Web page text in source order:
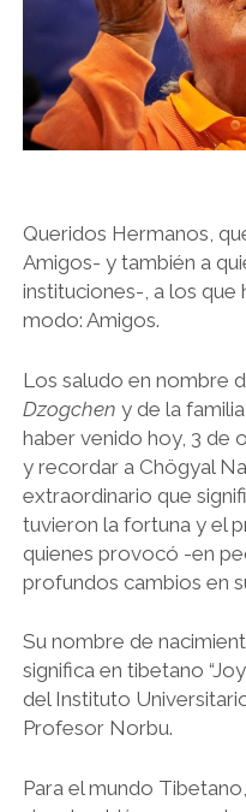
Queridos Hermanos,
Amigos- y también a
instituciones-, a los que
modo: Amigos.
Los saludo en nombre
Dzogchen y de la
haber venido hoy, 3 de
y recordar a Chögyal
extraordinario que
tuvieron la fortuna y el
quienes provocó -en
profundos cambios en
Su nombre de
significa en tibetano
del Instituto
Profesor Norbu.
Para el mundo